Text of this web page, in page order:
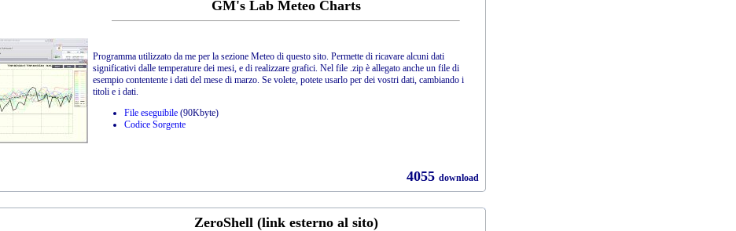
GM's Lab Meteo Charts
Programma utilizzato da me per la sezione Meteo di questo sito. Permette di ricavare alcuni dati
significativi dalle temperature dei mesi, e di realizzare grafici. Nel file .zip è allegato anche un file di
esempio contentente i dati del mese di marzo. Se volete, potete usarlo per dei vostri dati, cambiando i
titoli e i dati.
File eseguibile (90Kbyte)
Codice Sorgente
4055 download
ZeroShell (link esterno al sito)